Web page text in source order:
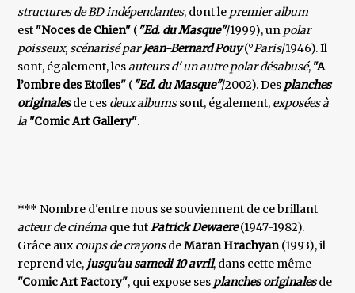
structures de BD indépendantes, dont le premier album
est "Noces de Chien" ( "Ed. du Masque"/1999), un polar
poisseux,scénarisé parJean-Bernard Pouy(°Paris/1946). Il
sont, également, lesauteurs d' un autre polardésabusé, "A
l’ombre des Etoiles" ( "Ed. du Masque"/2002). Des planches
originalesde ces deux albumssont, également, exposées à
la "Comic Art Gallery".
*** Nombre d'entre nous se souviennent de ce brillant
acteur de cinéma que futPatrick Dewaere(1947-1982).
Grâce auxcoups de crayonsdeMaran Hrachyan(1993), il
reprend vie, jusqu'au samedi 10 avril, dans cette même
"Comic Art Factory", qui expose ses planches originalesde